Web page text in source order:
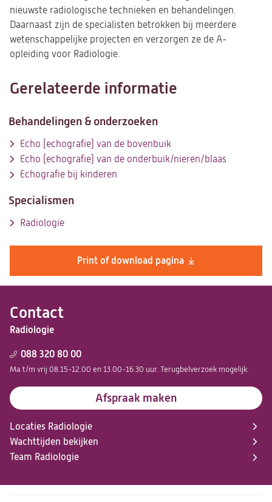
Contact
Radiologie
088 320 80 00
Ma t/m vrij 08.15-12.00 en 13.00-16.30 uur. Terugbelverzoek mogelijk.
Afspraak maken
Locaties Radiologie
Wachttijden bekijken
Team Radiologie
Print of download pagina
nieuwste radiologische technieken en behandelingen.
Daarnaast zijn de specialisten betrokken bij meerdere
wetenschappelijke projecten en verzorgen ze de A-
opleiding voor Radiologie.
Gerelateerde informatie
Behandelingen & onderzoeken
Echo (echografie) van de bovenbuik
Echo (echografie) van de onderbuik/nieren/blaas
Echografie bij kinderen
Specialismen
Radiologie